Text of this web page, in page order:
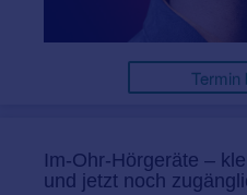
Termin
Im-Ohr-Hörgeräte –
und jetzt noch